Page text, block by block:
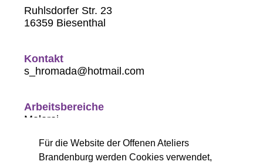
Ruhlsdorfer Str. 23
16359 Biesenthal
Kontakt
s_hromada@hotmail.com
Arbeitsbereiche
Malerei
Grafik
Für die Website der Offenen Ateliers
Brandenburg werden Cookies verwendet,